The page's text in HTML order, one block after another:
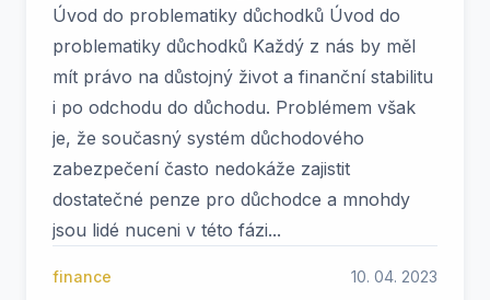
Úvod do problematiky důchodků Úvod do
problematiky důchodků Každý z nás by měl
mít právo na důstojný život a finanční stabilitu
i po odchodu do důchodu. Problémem však
je, že současný systém důchodového
zabezpečení často nedokáže zajistit
dostatečné penze pro důchodce a mnohdy
jsou lidé nuceni v této fázi...
finance 10. 04. 2023